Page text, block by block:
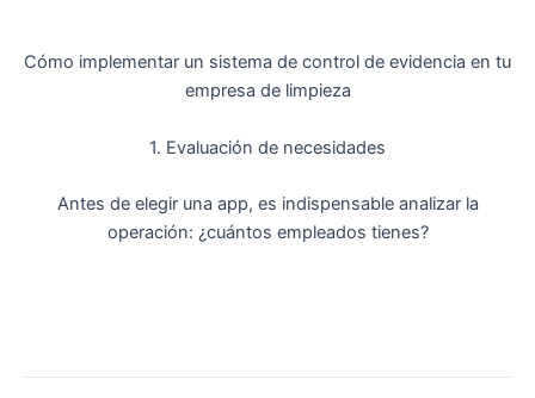
Cómo implementar un sistema de control de evidencia en tu
empresa de limpieza
1. Evaluación de necesidades
Antes de elegir una app, es indispensable analizar la
operación: ¿cuántos empleados tienes?